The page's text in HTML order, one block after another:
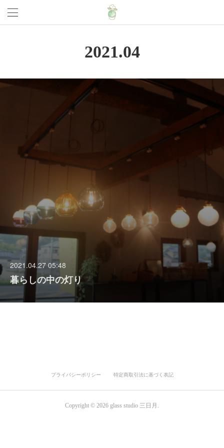
2021.04
2021.04.27 05:48
暮らしの中の灯り
プライバシーポリシー 特定商取引法に基づく表記
Copyright © 2026 glass studio 三日月 .